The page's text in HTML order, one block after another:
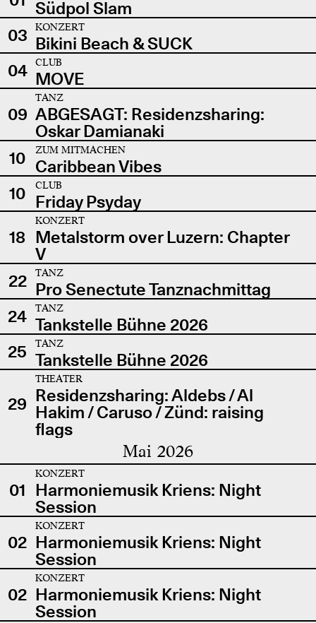
Südpol Slam
03
KONZERT
Bikini Beach & SUCK
04
CLUB
MOVE
09
TANZ
ABGESAGT: Residenzsharing:
Oskar Damianaki
10
ZUM MITMACHEN
Caribbean Vibes
10
CLUB
Friday Psyday
18
KONZERT
Metalstorm over Luzern: Chapter
V
22
TANZ
Pro Senectute Tanznachmittag
24
TANZ
Tankstelle Bühne 2026
25
TANZ
Tankstelle Bühne 2026
29
THEATER
Residenzsharing: Aldebs / Al
Hakim / Caruso / Zünd: raising
flags
Mai 2026
01
KONZERT
Harmoniemusik Kriens: Night
Session
02
KONZERT
Harmoniemusik Kriens: Night
Session
02
KONZERT
Harmoniemusik Kriens: Night
Session